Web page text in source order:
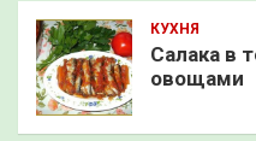
КУХНЯ
Салака в
овощами